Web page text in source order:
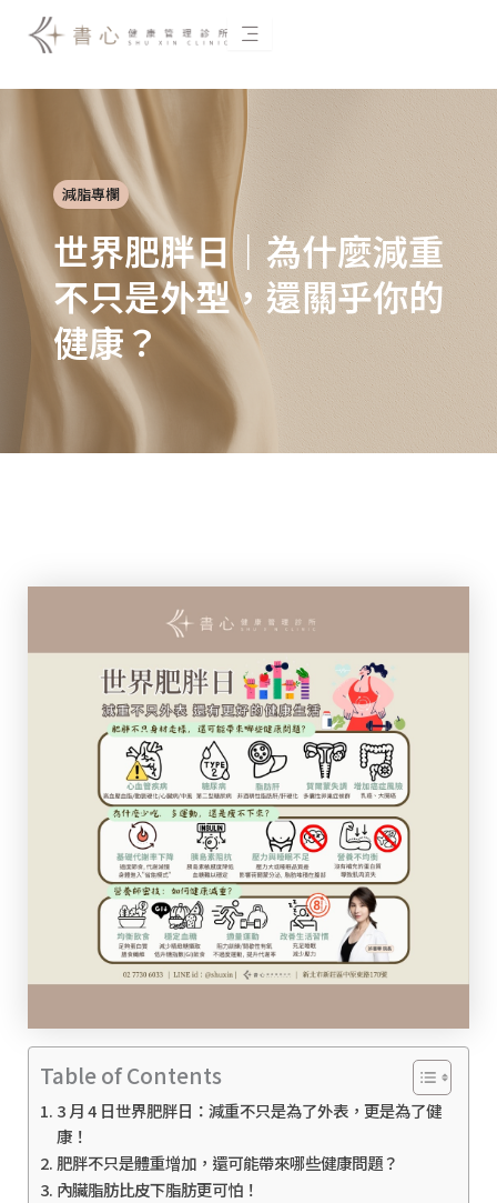
減脂專欄
世界肥胖日｜為什麼減重
不只是外型，還關乎你的
健康？
Table of Contents
3 月 4 日世界肥胖日：減重不只是為了外表，更是為了健
康！
肥胖不只是體重增加，還可能帶來哪些健康問題？
內臟脂肪比皮下脂肪更可怕！